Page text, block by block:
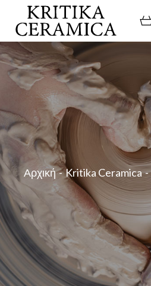
content
Αρχική Kritika Ceramica